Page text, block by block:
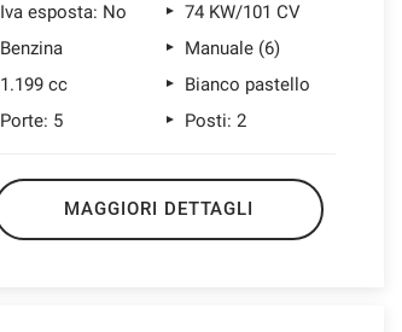
Iva esposta: No
74 KW/101 CV
Benzina
Manuale (6)
1.199 cc
Bianco pastello
Porte: 5
Posti: 2
MAGGIORI DETTAGLI